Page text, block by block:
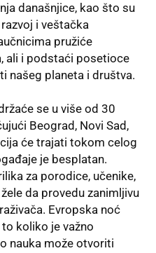
današnjice, kao što su
i veštačka
pružiće
ali i podstaći posetioce
našeg planeta i društva.
se u više od 30
Beograd, Novi Sad,
će trajati tokom celog
je besplatan.
za porodice, učenike,
da provedu zanimljivu
Evropska noć
koliko je važno
nauka može otvoriti